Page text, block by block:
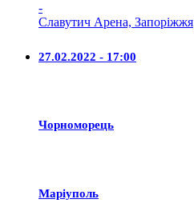
-
Славутич Арена, Запоріжжя
27.02.2022 - 17:00
Чорноморець
Маріуполь